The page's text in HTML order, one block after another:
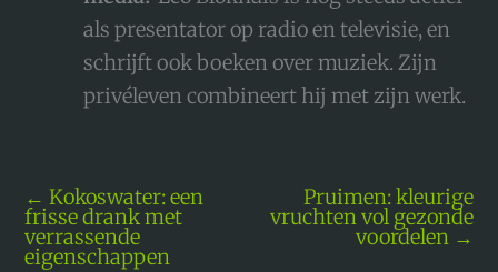
als presentator op radio en televisie, en
schrijft ook boeken over muziek. Zijn
privéleven combineert hij met zijn werk.
← Kokoswater: een
frisse drank met
verrassende
eigenschappen
Pruimen: kleurige
vruchten vol gezonde
voordelen →